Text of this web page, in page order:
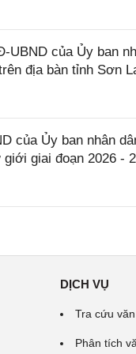
UBND của Ủy ban
địa bàn tỉnh Sơn
của Ủy ban nhân
giai đoạn 2026 -
DỊCH VỤ
Tra cứu
Phân tích